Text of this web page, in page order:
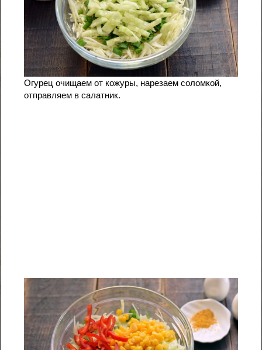
Огурец очищаем от кожуры, нарезаем соломкой,
отправляем в салатник.